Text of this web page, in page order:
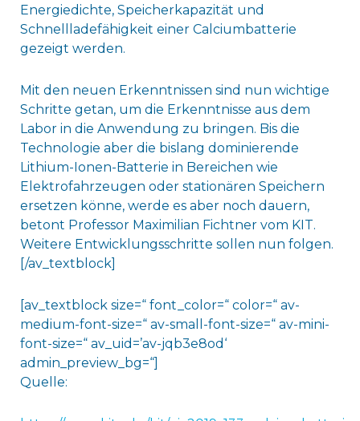
Energiedichte, Speicherkapazität und
Schnellladefähigkeit einer Calciumbatterie
gezeigt werden.
Mit den neuen Erkenntnissen sind nun wichtige
Schritte getan, um die Erkenntnisse aus dem
Labor in die Anwendung zu bringen. Bis die
Technologie aber die bislang dominierende
Lithium-Ionen-Batterie in Bereichen wie
Elektrofahrzeugen oder stationären Speichern
ersetzen könne, werde es aber noch dauern,
betont Professor Maximilian Fichtner vom KIT.
Weitere Entwicklungsschritte sollen nun folgen.
[/av_textblock]
[av_textblock size=“ font_color=“ color=“ av-
medium-font-size=“ av-small-font-size=“ av-mini-
font-size=“ av_uid=’av-jqb3e8od‘
admin_preview_bg=“]
Quelle: